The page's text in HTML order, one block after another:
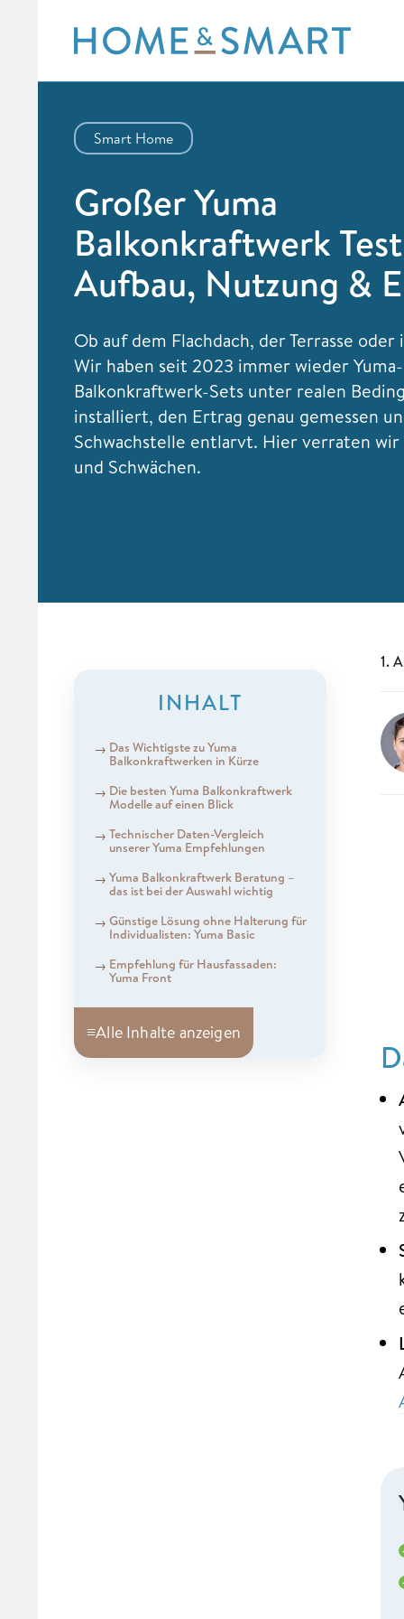
content
Smart Home
Großer Yuma
Balkonkraftwerk
Aufbau, Nutzung &
Ob auf dem Flachdach, der Terrasse oder
Wir haben seit 2023 immer wieder Yuma-
Balkonkraftwerk-Sets unter realen
installiert, den Ertrag genau gemessen
Schwachstelle entlarvt. Hier verraten wir
und Schwächen.
INHALT
Das Wichtigste zu Yuma
Balkonkraftwerken in Kürze
Die besten Yuma Balkonkraftwerk
Modelle auf einen Blick
Technischer Daten-Vergleich
unserer Yuma Empfehlungen
Yuma Balkonkraftwerk Beratung –
das ist bei der Auswahl wichtig
Günstige Lösung ohne Halterung für
Individualisten: Yuma Basic
Empfehlung für Hausfassaden:
Yuma Front
≡Alle Inhalte anzeigen
1.